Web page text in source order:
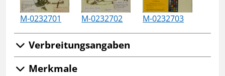
M-0232701 M-0232702 M-0232703
Verbreitungsangaben
Merkmale